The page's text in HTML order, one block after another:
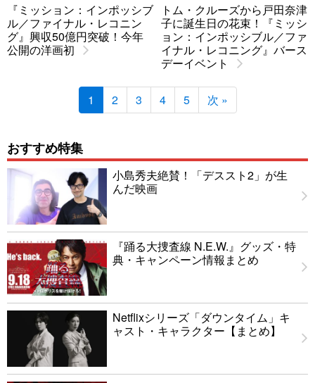
『ミッション：インポッシブ
ル／ファイナル・レコニン
グ』興収50億円突破！今年
公開の洋画初
トム・クルーズから戸田奈津
子に誕生日の花束！『ミッシ
ョン：インポッシブル／ファ
イナル・レコニング』バース
デーイベント
1 2 3 4 5 次 »
おすすめ特集
小島秀夫絶賛！「デススト2」が生
んだ映画
『踊る大捜査線 N.E.W.』グッズ・特
典・キャンペーン情報まとめ
Netflixシリーズ「ダウンタイム」キ
ャスト・キャラクター【まとめ】